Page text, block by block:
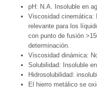
pH: N.A. Insoluble en
Viscosidad cinemática:
relevante para los
con punto de fusión
determinación.
Viscosidad dinámica:
Solubilidad: Insoluble
Hidrosolubilidad:
El hierro metálico se